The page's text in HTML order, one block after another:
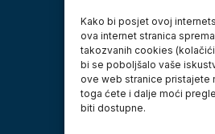
Kako bi posjet ovoj
ova internet stranica
takozvanih cookies
bi se poboljšalo vaše
ove web stranice pristajete
toga ćete i dalje moći
biti dostupne.